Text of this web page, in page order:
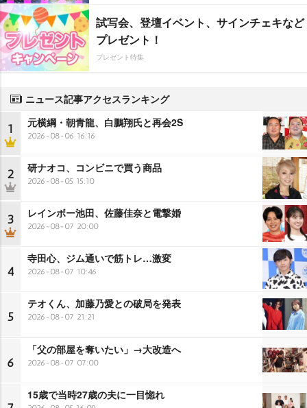
試写会、登壇イベント、サインチェキなど
プレゼント！
プレゼント特集
ニュース記事アクセスランキング
1 元横綱・朝青龍、白鵬翔氏と再会2S
2026-08-06 16:16
2 研ナオコ、コンビニで買う商品
2026-08-05 15:10
3 レインボー池田、佐藤佳奈と電撃婚
2026-08-07 20:00
4
寺田心、ジム通いで筋トレ…激変
2026-08-07 10:46
5
テオくん、加藤乃愛との破局を発表
2026-08-07 21:21
6
「父の部屋を奪いたい」→大改造へ
2026-08-07 07:00
15歳で当時27歳の夫に一目惚れ